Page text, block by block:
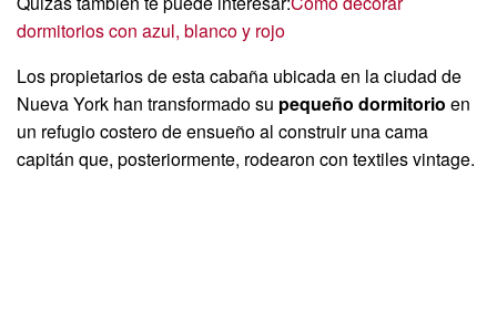
dormitorios con azul, blanco y rojo
Los propietarios de esta cabaña ubicada en la ciudad de
Nueva York han transformado su pequeño dormitorio en
un refugio costero de ensueño al construir una cama
capitán que, posteriormente, rodearon con textiles vintage.